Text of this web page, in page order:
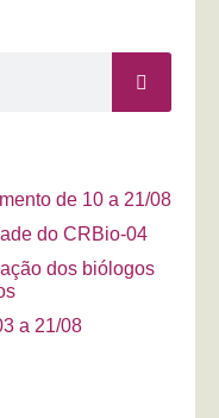
de 10 a 21/08
do CRBio-04
dos biólogos
a 21/08